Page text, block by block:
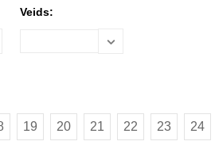
Veids:
19 20 21 22 23 24